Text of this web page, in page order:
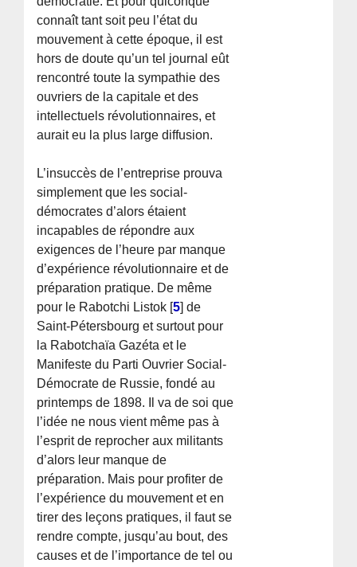
connaît tant soit peu l’état du
mouvement à cette époque, il est
hors de doute qu’un tel journal eût
rencontré toute la sympathie des
ouvriers de la capitale et des
intellectuels révolutionnaires, et
aurait eu la plus large diffusion.
L’insuccès de l’entreprise prouva
simplement que les social-
démocrates d’alors étaient
incapables de répondre aux
exigences de l’heure par manque
d’expérience révolutionnaire et de
préparation pratique. De même
pour le Rabotchi Listok [5] de
Saint-Pétersbourg et surtout pour
la Rabotchaïa Gazéta et le
Manifeste du Parti Ouvrier Social-
Démocrate de Russie, fondé au
printemps de 1898. Il va de soi que
l’idée ne nous vient même pas à
l’esprit de reprocher aux militants
d’alors leur manque de
préparation. Mais pour profiter de
l’expérience du mouvement et en
tirer des leçons pratiques, il faut se
rendre compte, jusqu’au bout, des
causes et de l’importance de tel ou